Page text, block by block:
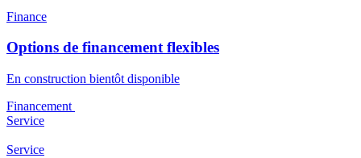
Finance
Options de financement flexibles
En construction bientôt disponible
Financement
Service
Service